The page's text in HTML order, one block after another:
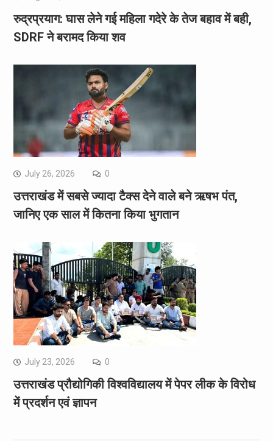
रुद्रप्रयाग: घास लेने गई महिला गदेरे के तेज बहाव में बही,
SDRF ने बरामद किया शव
July 26, 2026 0
उत्तराखंड में सबसे ज्यादा टैक्स देने वाले बने ऋषभ पंत,
जानिए एक साल में कितना किया भुगतान
July 23, 2026 0
उत्तराखंड प्रौद्योगिकी विश्वविद्यालय में पेपर लीक के विरोध
में प्रदर्शन एवं ज्ञापन